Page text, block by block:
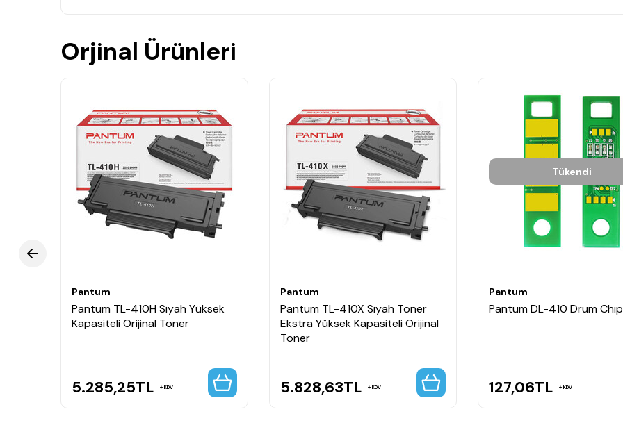
Orjinal Ürünleri
Pantum
Pantum TL-410H Siyah Yüksek
Kapasiteli Orijinal Toner
5.285,25TL KDV
Pantum
Pantum TL-410X Siyah Toner
Ekstra Yüksek Kapasiteli Orijinal
Toner
5.828,63TL KDV
Tükendi
Pantum
Pantum DL-410 Drum Chip
127,06TL KDV